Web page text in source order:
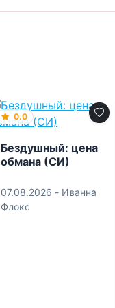
0.0
Бездушный: цена
обмана (СИ)
07.08.2026 - Иванна
Флокс